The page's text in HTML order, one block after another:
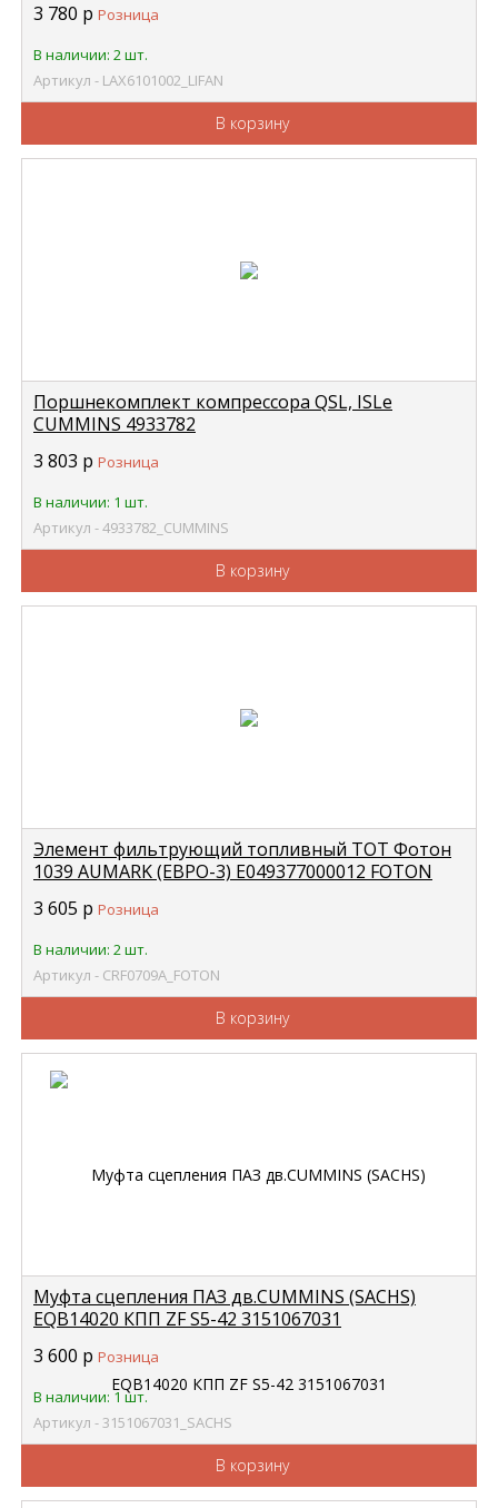
3 780 р Розница
В наличии: 2 шт.
Артикул - LAX6101002_LIFAN
В корзину
Поршнекомплект компрессора QSL, ISLe
CUMMINS 4933782
3 803 р Розница
В наличии: 1 шт.
Артикул - 4933782_CUMMINS
В корзину
Элемент фильтрующий топливный ТОТ Фотон
1039 AUMARK (ЕВРО-3) E049377000012 FOTON
3 605 р Розница
В наличии: 2 шт.
Артикул - CRF0709A_FOTON
В корзину
Муфта сцепления ПАЗ дв.CUMMINS (SACHS)
EQB14020 КПП ZF S5-42 3151067031
3 600 р Розница
В наличии: 1 шт.
Артикул - 3151067031_SACHS
В корзину